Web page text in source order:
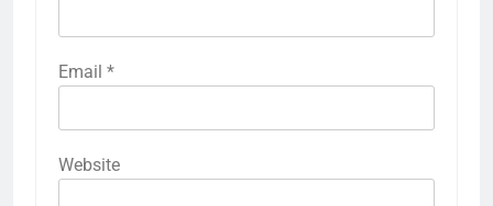
Email *
Website